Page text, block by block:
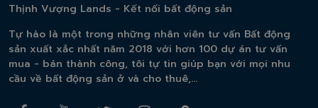
Thịnh Vượng Lands - Kết nối bất động sản
Tự hào là một trong những nhân viên tư vấn Bất động
sản xuất xắc nhất năm 2018 với hơn 100 dự án tư vấn
mua - bán thành công, tôi tự tin giúp bạn với mọi nhu
cầu về bất động sản ở và cho thuê,...